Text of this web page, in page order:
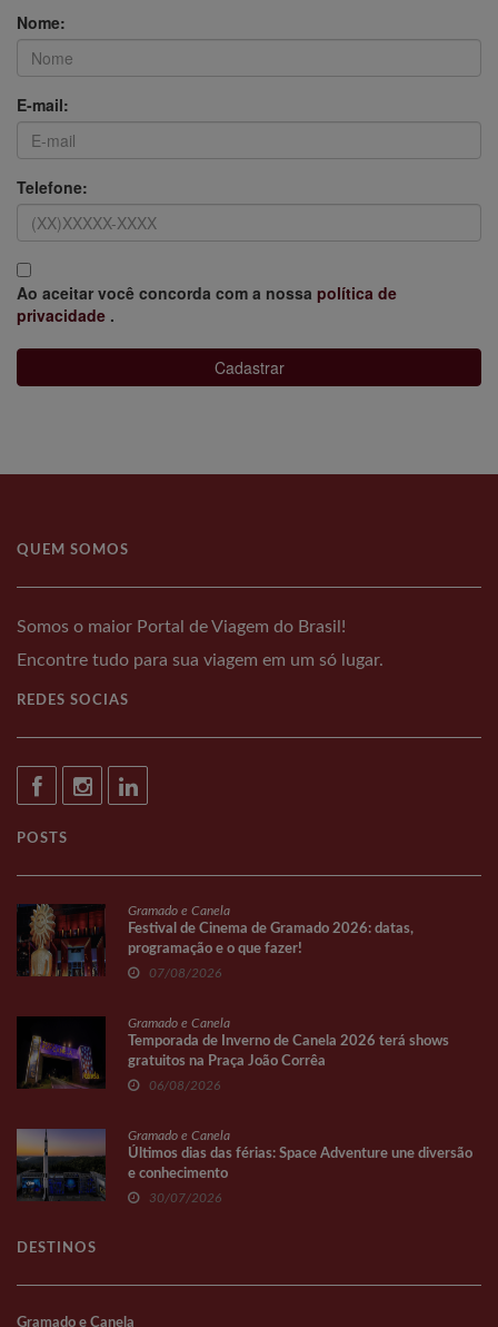
Nome:
E-mail:
Telefone:
Ao aceitar você concorda com a nossa política de
privacidade .
Cadastrar
QUEM SOMOS
Somos o maior Portal de Viagem do Brasil!
Encontre tudo para sua viagem em um só lugar.
REDES SOCIAS
POSTS
Gramado e Canela
Festival de Cinema de Gramado 2026: datas,
programação e o que fazer!
07/08/2026
Gramado e Canela
Temporada de Inverno de Canela 2026 terá shows
gratuitos na Praça João Corrêa
06/08/2026
Gramado e Canela
Últimos dias das férias: Space Adventure une diversão
e conhecimento
30/07/2026
DESTINOS
Gramado e Canela